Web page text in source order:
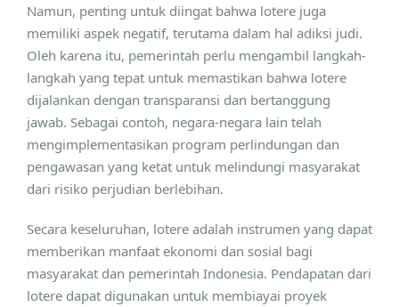
Namun, penting untuk diingat bahwa lotere juga
memiliki aspek negatif, terutama dalam hal adiksi judi.
Oleh karena itu, pemerintah perlu mengambil langkah-
langkah yang tepat untuk memastikan bahwa lotere
dijalankan dengan transparansi dan bertanggung
jawab. Sebagai contoh, negara-negara lain telah
mengimplementasikan program perlindungan dan
pengawasan yang ketat untuk melindungi masyarakat
dari risiko perjudian berlebihan.
Secara keseluruhan, lotere adalah instrumen yang dapat
memberikan manfaat ekonomi dan sosial bagi
masyarakat dan pemerintah Indonesia. Pendapatan dari
lotere dapat digunakan untuk membiayai proyek